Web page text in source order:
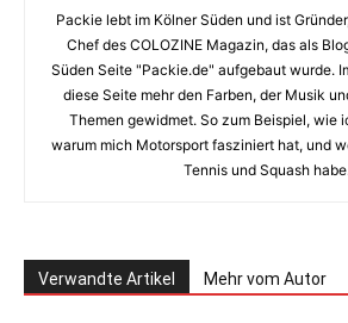
Packie lebt im Kölner Süden und ist
Chef des COLOZINE Magazin, das als
Süden Seite "Packie.de" aufgebaut wurde.
diese Seite mehr den Farben, der Musik
Themen gewidmet. So zum Beispiel, wie
warum mich Motorsport fasziniert hat, und
Tennis und Squash
Verwandte Artikel Mehr vom Autor